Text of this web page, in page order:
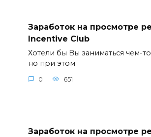
Заработок на просмотре
Incentive Club
Хотели бы Вы заниматься чем-
но при этом
0 651
Заработок на просмотре